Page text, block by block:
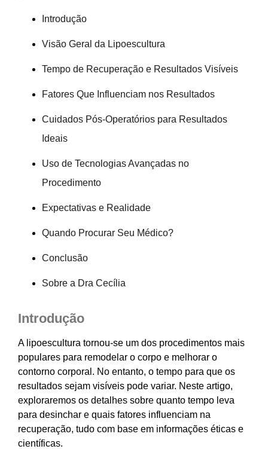
Introdução
Visão Geral da Lipoescultura
Tempo de Recuperação e Resultados Visíveis
Fatores Que Influenciam nos Resultados
Cuidados Pós-Operatórios para Resultados
Ideais
Uso de Tecnologias Avançadas no
Procedimento
Expectativas e Realidade
Quando Procurar Seu Médico?
Conclusão
Sobre a Dra Cecília
Introdução
A lipoescultura tornou-se um dos procedimentos mais
populares para remodelar o corpo e melhorar o
contorno corporal. No entanto, o tempo para que os
resultados sejam visíveis pode variar. Neste artigo,
exploraremos os detalhes sobre quanto tempo leva
para desinchar e quais fatores influenciam na
recuperação, tudo com base em informações éticas e
científicas.